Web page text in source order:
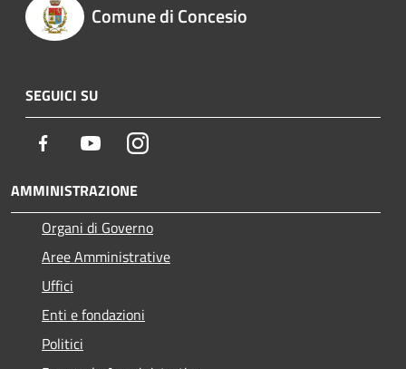
Comune di Concesio
SEGUICI SU
Facebook YoutubeInstagram
AMMINISTRAZIONE
Organi di Governo
Aree Amministrative
Uffici
Enti e fondazioni
Politici